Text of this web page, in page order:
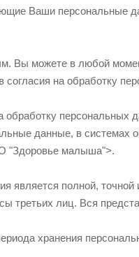
Ваши персональные
Вы можете в любой
на обработку
персональных
данные, в
"Здоровье малыша">.
является полной,
третьих лиц. Вся
хранения